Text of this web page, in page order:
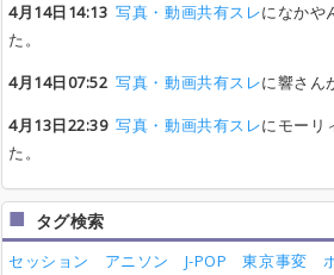
4月14日14:13 写真・動画共有スレになかや
た。
4月14日07:52 写真・動画共有スレに響さん
4月13日22:39 写真・動画共有スレにモーリ
た。
タグ検索
セッション アニソン J-POP 東京事変